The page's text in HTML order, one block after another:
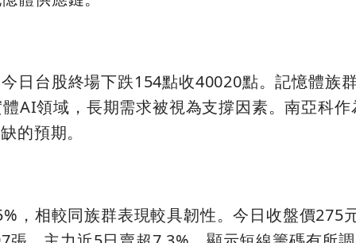
日台股終場下跌154點收40020點。記憶體族
AI領域，長期需求被視為支撐因素。南亞科作
的預期。
，相較同族群表現較具韌性。今日收盤價275